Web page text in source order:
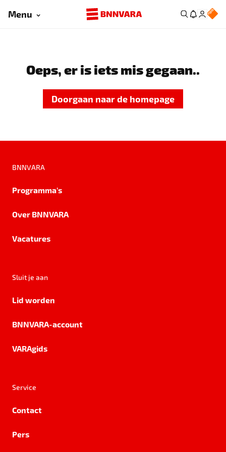
Menu
Oeps, er is iets mis gegaan..
Doorgaan naar de homepage
BNNVARA
Programma's
Over BNNVARA
Vacatures
Sluit je aan
Lid worden
BNNVARA-account
VARAgids
Service
Contact
Pers